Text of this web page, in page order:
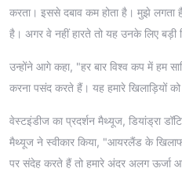
करता। इससे दबाव कम होता है। मुझे लगता
है। अगर वे नहीं हारते तो यह उनके लिए बड़ी
उन्होंने आगे कहा, "हर बार विश्व कप में हम
करना पसंद करते हैं। यह हमारे खिलाड़ियों
वेस्टइंडीज का प्रदर्शन मैथ्यूज, डियांड्रा
मैथ्यूज ने स्वीकार किया, "आयरलैंड के
पर संदेह करते हैं तो हमारे अंदर अलग ऊर्जा